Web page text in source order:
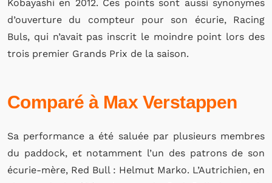
Kobayashi en 2012. Ces points sont aussi synonymes
d’ouverture du compteur pour son écurie, Racing
Buls, qui n’avait pas inscrit le moindre point lors des
trois premier Grands Prix de la saison.
Comparé à Max Verstappen
Sa performance a été saluée par plusieurs membres
du paddock, et notamment l’un des patrons de son
écurie-mère, Red Bull : Helmut Marko. L’Autrichien, en